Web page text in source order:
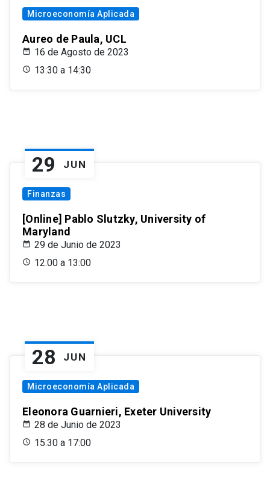
Microeconomía Aplicada
Aureo de Paula, UCL
16 de Agosto de 2023
13:30 a 14:30
29 JUN
Finanzas
[Online] Pablo Slutzky, University of
Maryland
29 de Junio de 2023
12:00 a 13:00
28 JUN
Microeconomía Aplicada
Eleonora Guarnieri, Exeter University
28 de Junio de 2023
15:30 a 17:00